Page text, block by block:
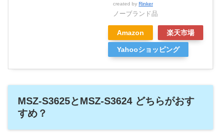
created by Rinker
ノーブランド品
Amazon 楽天市場
Yahooショッピング
MSZ-S3625とMSZ-S3624 どちらがおす
すめ？